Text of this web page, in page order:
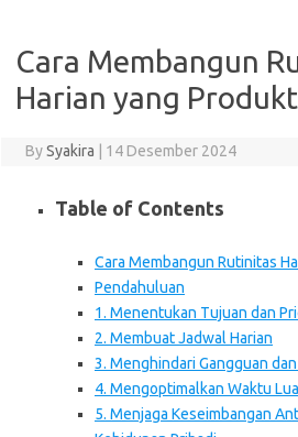
Cara Membangun
Harian yang
BySyakira 14 Desember 2024
Table of Contents
Cara Membangun Rutinitas
Pendahuluan
1. Menentukan Tujuan dan
2. Membuat Jadwal Harian
3. Menghindari Gangguan
4. Mengoptimalkan Waktu
5. Menjaga Keseimbangan